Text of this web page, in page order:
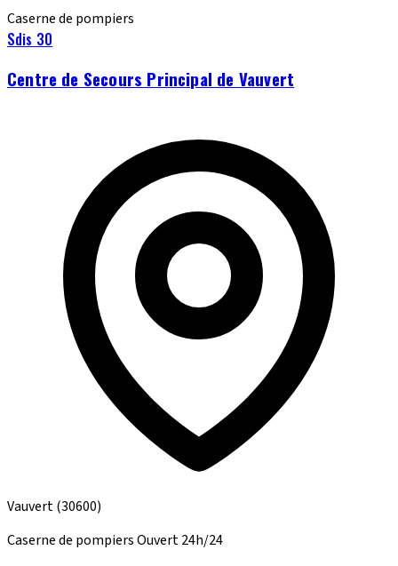
Caserne de pompiers
Sdis 30
Centre de Secours Principal de Vauvert
Vauvert(30600)
Caserne de pompiersOuvert 24h/24